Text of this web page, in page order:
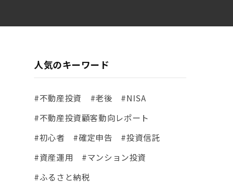
人気のキーワード
#不動産投資 #老後
#NISA
#不動産投資顧客動向レポート
#初心者
#確定申告
#投資信託
#資産運用
#マンション投資
#ふるさと納税